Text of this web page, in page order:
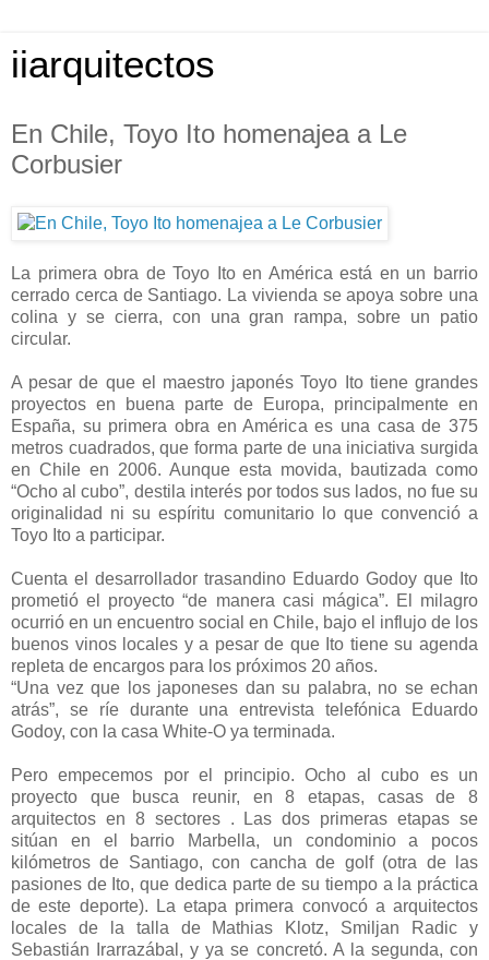
iiarquitectos
En Chile, Toyo Ito homenajea a Le
Corbusier
La primera obra de Toyo Ito en América está en un barrio
cerrado cerca de Santiago. La vivienda se apoya sobre una
colina y se cierra, con una gran rampa, sobre un patio
circular.
A pesar de que el maestro japonés Toyo Ito tiene grandes
proyectos en buena parte de Europa, principalmente en
España, su primera obra en América es una casa de 375
metros cuadrados, que forma parte de una iniciativa surgida
en Chile en 2006. Aunque esta movida, bautizada como
“Ocho al cubo”, destila interés por todos sus lados, no fue su
originalidad ni su espíritu comunitario lo que convenció a
Toyo Ito a participar.
Cuenta el desarrollador trasandino Eduardo Godoy que Ito
prometió el proyecto “de manera casi mágica”. El milagro
ocurrió en un encuentro social en Chile, bajo el influjo de los
buenos vinos locales y a pesar de que Ito tiene su agenda
repleta de encargos para los próximos 20 años.
“Una vez que los japoneses dan su palabra, no se echan
atrás”, se ríe durante una entrevista telefónica Eduardo
Godoy, con la casa White-O ya terminada.
Pero empecemos por el principio. Ocho al cubo es un
proyecto que busca reunir, en 8 etapas, casas de 8
arquitectos en 8 sectores . Las dos primeras etapas se
sitúan en el barrio Marbella, un condominio a pocos
kilómetros de Santiago, con cancha de golf (otra de las
pasiones de Ito, que dedica parte de su tiempo a la práctica
de este deporte). La etapa primera convocó a arquitectos
locales de la talla de Mathias Klotz, Smiljan Radic y
Sebastián Irarrazábal, y ya se concretó. A la segunda, con